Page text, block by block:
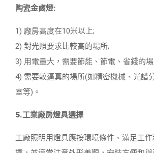
陶瓷金鹵燈:
1) 廠房高度在10米以上;
2) 對光照要求比較高的場所;
3) 用電量大，需要節能、節電、省錢的
4) 需要較逼真的場所(如精密機械、光譜
室等)。
5.工業廠房燈具選擇
工廠照明用燈具應按環境條件、滿足工